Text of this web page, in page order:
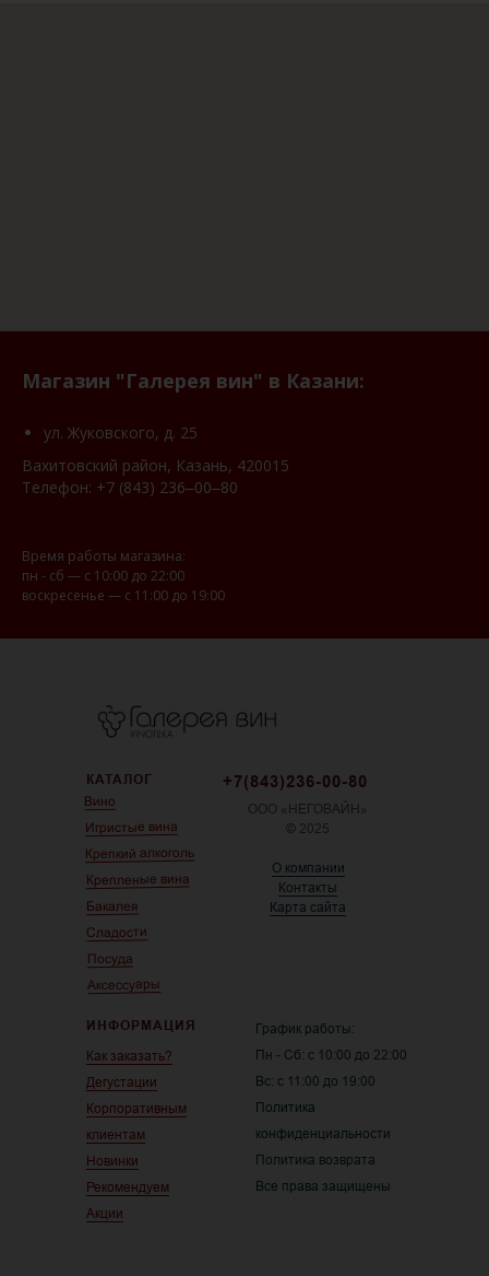
Магазин "Галерея вин" в Казани:
ул. Жуковского, д. 25
Вахитовский район, Казань, 420015
Телефон: +7 (843) 236‒00‒80
Время работы магазина:
пн - сб — с 10:00 до 22:00
воскресенье — с 11:00 до 19:00
КАТАЛОГ
Вино
Игристые вина
Крепкий алкоголь
Крепленые вина
Бакалея
Сладости
Посуда
Аксессуары
ИНФОРМАЦИЯ
Как заказать?
Дегустации
Корпоративным
клиентам
Новинки
Рекомендуем
Акции
График работы:
Пн - Сб: с 10:00 до 22:00
Вс: с 11:00 до 19:00
Политика
конфиденциальности
Политика возврата
Все права защищены
ООО «НЕГОВАЙН»
© 2025
О компании
Контакты
Карта сайта
+7(843)236-00-80